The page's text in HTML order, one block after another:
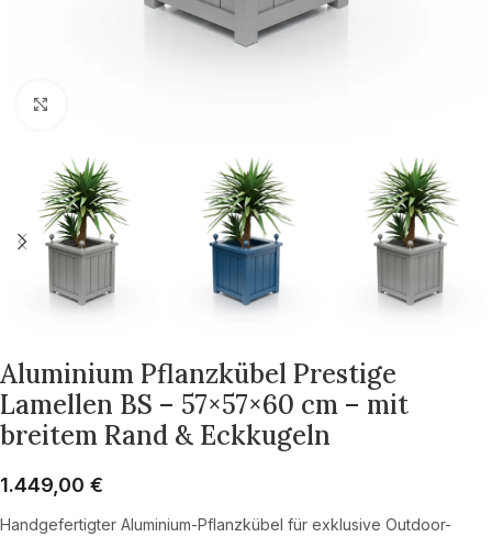
Aluminium Pflanzkübel Prestige
Lamellen BS – 57×57×60 cm – mit
breitem Rand & Eckkugeln
1.449,00 €
Handgefertigter Aluminium-Pflanzkübel für exklusive Outdoor-